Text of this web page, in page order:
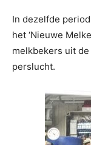
In dezelfde
het ‘Nieuwe
melkbekers uit
perslucht.